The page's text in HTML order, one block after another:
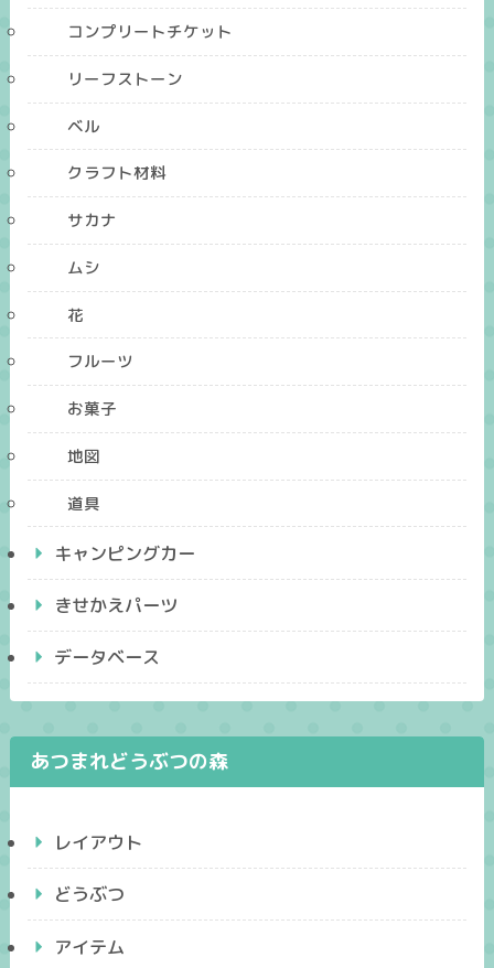
コンプリートチケット
リーフストーン
ベル
クラフト材料
サカナ
ムシ
花
フルーツ
お菓子
地図
道具
キャンピングカー
きせかえパーツ
データベース
あつまれどうぶつの森
レイアウト
どうぶつ
アイテム